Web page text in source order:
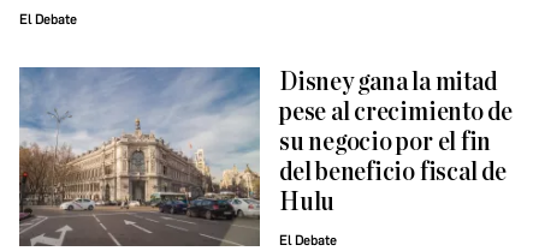
El Debate
Disney gana la mitad
pese al crecimiento de
su negocio por el fin
del beneficio fiscal de
Hulu
El Debate